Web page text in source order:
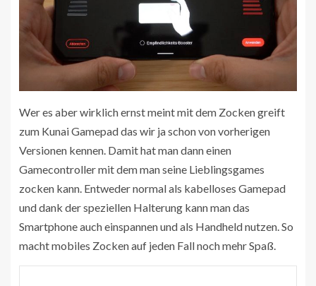
Wer es aber wirklich ernst meint mit dem Zocken greift
zum Kunai Gamepad das wir ja schon von vorherigen
Versionen kennen. Damit hat man dann einen
Gamecontroller mit dem man seine Lieblingsgames
zocken kann. Entweder normal als kabelloses Gamepad
und dank der speziellen Halterung kann man das
Smartphone auch einspannen und als Handheld nutzen. So
macht mobiles Zocken auf jeden Fall noch mehr Spaß.